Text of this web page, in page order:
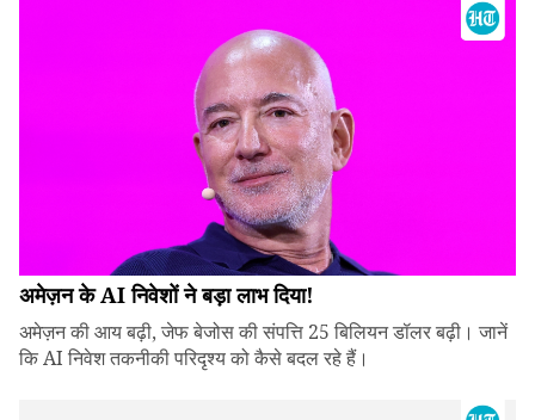
अमेज़न के AI निवेशों ने बड़ा लाभ दिया!
अमेज़न की आय बढ़ी, जेफ बेजोस की संपत्ति 25 बिलियन डॉलर बढ़ी। जानें
कि AI निवेश तकनीकी परिदृश्य को कैसे बदल रहे हैं।